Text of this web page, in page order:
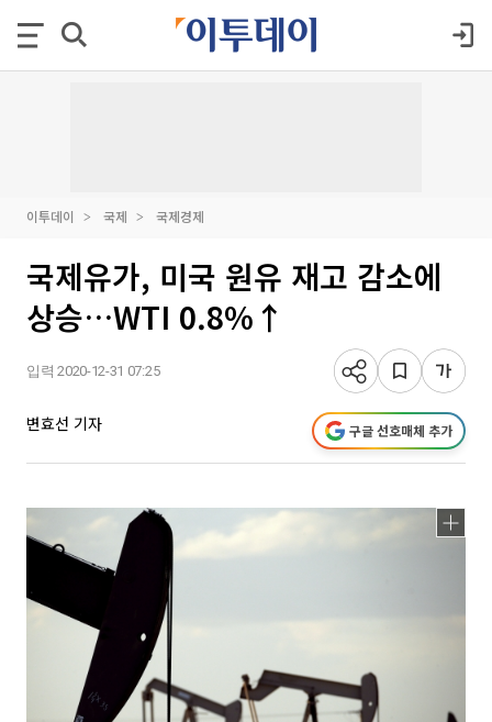
이투데이 국제 국제경제
국제유가, 미국 원유 재고 감소에
상승…WTI 0.8%↑
입력 2020-12-31 07:25
변효선 기자 구글 선호매체 추가